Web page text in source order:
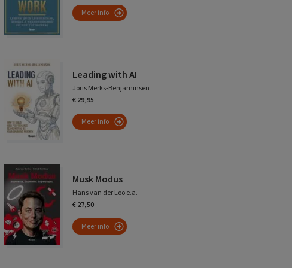
Meer info
Leading with AI
Joris Merks-Benjaminsen
€ 29,95
Meer info
Musk Modus
Hans van der Loo e.a.
€ 27,50
Meer info